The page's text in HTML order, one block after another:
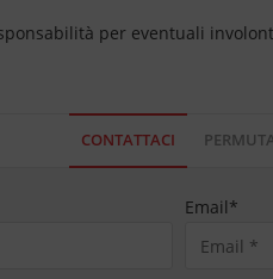
per eventuali
CONTATTACI
Email*